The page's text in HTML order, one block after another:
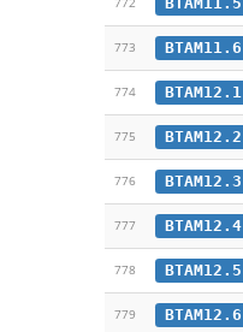
773 BTAM11.6
774 BTAM12.1
775 BTAM12.2
776 BTAM12.3
777 BTAM12.4
778 BTAM12.5
779 BTAM12.6